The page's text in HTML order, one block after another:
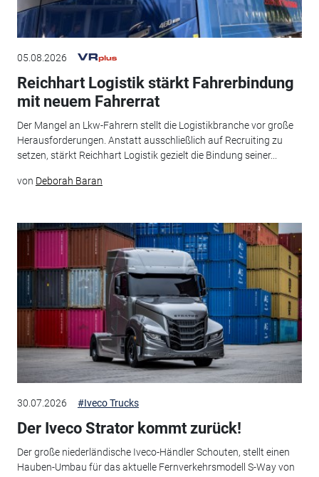
05.08.2026
Reichhart Logistik stärkt Fahrerbindung
mit neuem Fahrerrat
Der Mangel an Lkw-Fahrern stellt die Logistikbranche vor große
Herausforderungen. Anstatt ausschließlich auf Recruiting zu
setzen, stärkt Reichhart Logistik gezielt die Bindung seiner...
von Deborah Baran
30.07.2026 #Iveco Trucks
Der Iveco Strator kommt zurück!
Der große niederländische Iveco-Händler Schouten, stellt einen
Hauben-Umbau für das aktuelle Fernverkehrsmodell S-Way von